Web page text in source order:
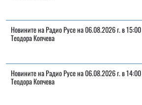
Новините на Радио Русе на 06.08.2026 г. в 15:00
Теодора Копчева
Новините на Радио Русе на 06.08.2026 г. в 14:00
Теодора Копчева